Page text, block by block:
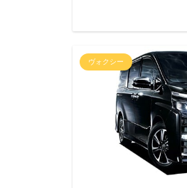
ヴォクシー